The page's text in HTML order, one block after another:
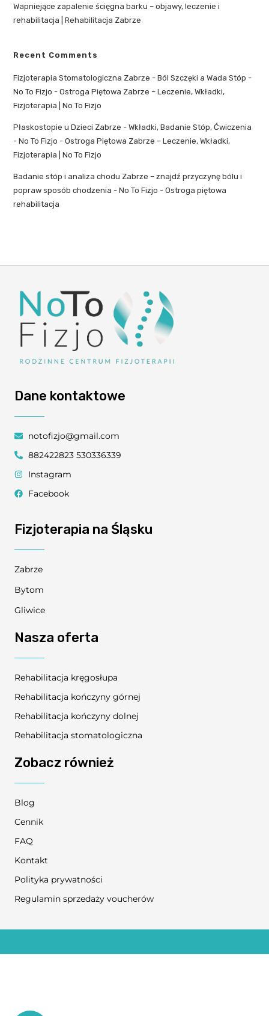
Wapniejące zapalenie ścięgna barku – objawy, leczenie i
rehabilitacja | Rehabilitacja Zabrze
Recent Comments
Fizjoterapia Stomatologiczna Zabrze - Ból Szczęki a Wada Stóp -
No To Fizjo -Ostroga Piętowa Zabrze – Leczenie, Wkładki,
Fizjoterapia | No To Fizjo
Płaskostopie u Dzieci Zabrze - Wkładki, Badanie Stóp, Ćwiczenia
- No To Fizjo -Ostroga Piętowa Zabrze – Leczenie, Wkładki,
Fizjoterapia | No To Fizjo
Badanie stóp i analiza chodu Zabrze – znajdź przyczynę bólu i
popraw sposób chodzenia - No To Fizjo -Ostroga piętowa
rehabilitacja
Dane kontaktowe
notofizjo@gmail.com
882422823 530336339
Instagram
Facebook
Fizjoterapia na Śląsku
Zabrze
Bytom
Gliwice
Nasza oferta
Rehabilitacja kręgosłupa
Rehabilitacja kończyny górnej
Rehabilitacja kończyny dolnej
Rehabilitacja stomatologiczna
Zobacz również
Blog
Cennik
FAQ
Kontakt
Polityka prywatności
Regulamin sprzedaży voucherów